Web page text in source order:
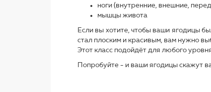
ноги (внутренние, внешние,
мышцы живота
Если вы хотите, чтобы ваши ягодицы
стал плоским и красивым, вам нужно
Этот класс подойдёт для любого
Попробуйте - и ваши ягодицы скажут